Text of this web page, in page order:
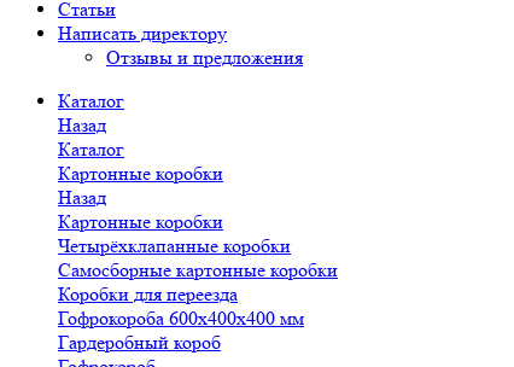
Статьи
Написать директору
Отзывы и предложения
Каталог
Назад
Каталог
Картонные коробки
Назад
Картонные коробки
Четырёхклапанные коробки
Самосборные картонные коробки
Коробки для переезда
Гофрокороба 600х400х400 мм
Гардеробный короб